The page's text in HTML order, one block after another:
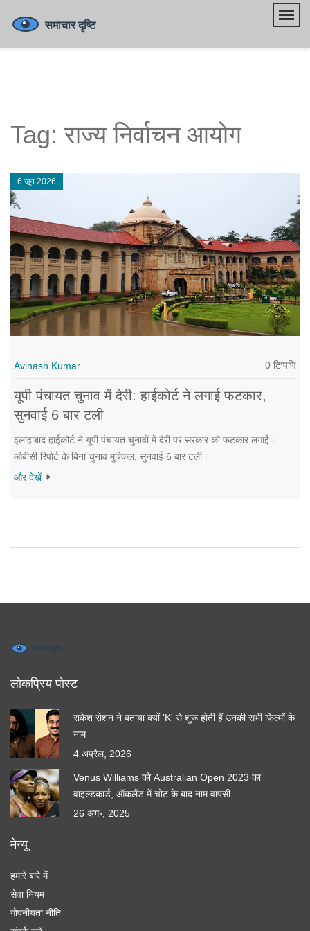
Tag: राज्य निर्वाचन आयोग
6 जून 2026
Avinash Kumar 0 टिप्पणि
यूपी पंचायत चुनाव में देरी: हाईकोर्ट ने लगाई फटकार,
सुनवाई 6 बार टली
इलाहाबाद हाईकोर्ट ने यूपी पंचायत चुनावों में देरी पर सरकार को फटकार लगाई।
ओबीसी रिपोर्ट के बिना चुनाव मुश्किल, सुनवाई 6 बार टली।
और देखें
लोकप्रिय पोस्ट
राकेश रोशन ने बताया क्यों 'K' से शुरू होती हैं उनकी सभी फिल्मों के
नाम
4 अप्रैल, 2026
Venus Williams को Australian Open 2023 का
वाइल्डकार्ड, ऑकलैंड में चोट के बाद नाम वापसी
26 अग॰, 2025
मेन्यू
हमारे बारे में
सेवा नियम
गोपनीयता नीति